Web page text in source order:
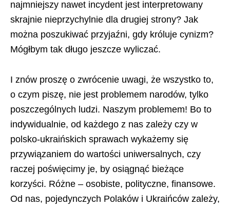
najmniejszy nawet incydent jest interpretowany
skrajnie nieprzychylnie dla drugiej strony? Jak
można poszukiwać przyjaźni, gdy króluje cynizm?
Mógłbym tak długo jeszcze wyliczać.
I znów proszę o zwrócenie uwagi, że wszystko to,
o czym piszę, nie jest problemem narodów, tylko
poszczególnych ludzi. Naszym problemem! Bo to
indywidualnie, od każdego z nas zależy czy w
polsko-ukraińskich sprawach wykażemy się
przywiązaniem do wartości uniwersalnych, czy
raczej poświęcimy je, by osiągnąć bieżące
korzyści. Różne – osobiste, polityczne, finansowe.
Od nas, pojedynczych Polaków i Ukraińców zależy,